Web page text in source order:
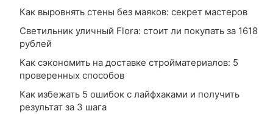
Как выровнять стены без маяков: секрет мастеров
Светильник уличный Flora: стоит ли покупать за 1618
рублей
Как сэкономить на доставке стройматериалов: 5
проверенных способов
Как избежать 5 ошибок с лайфхаками и получить
результат за 3 шага